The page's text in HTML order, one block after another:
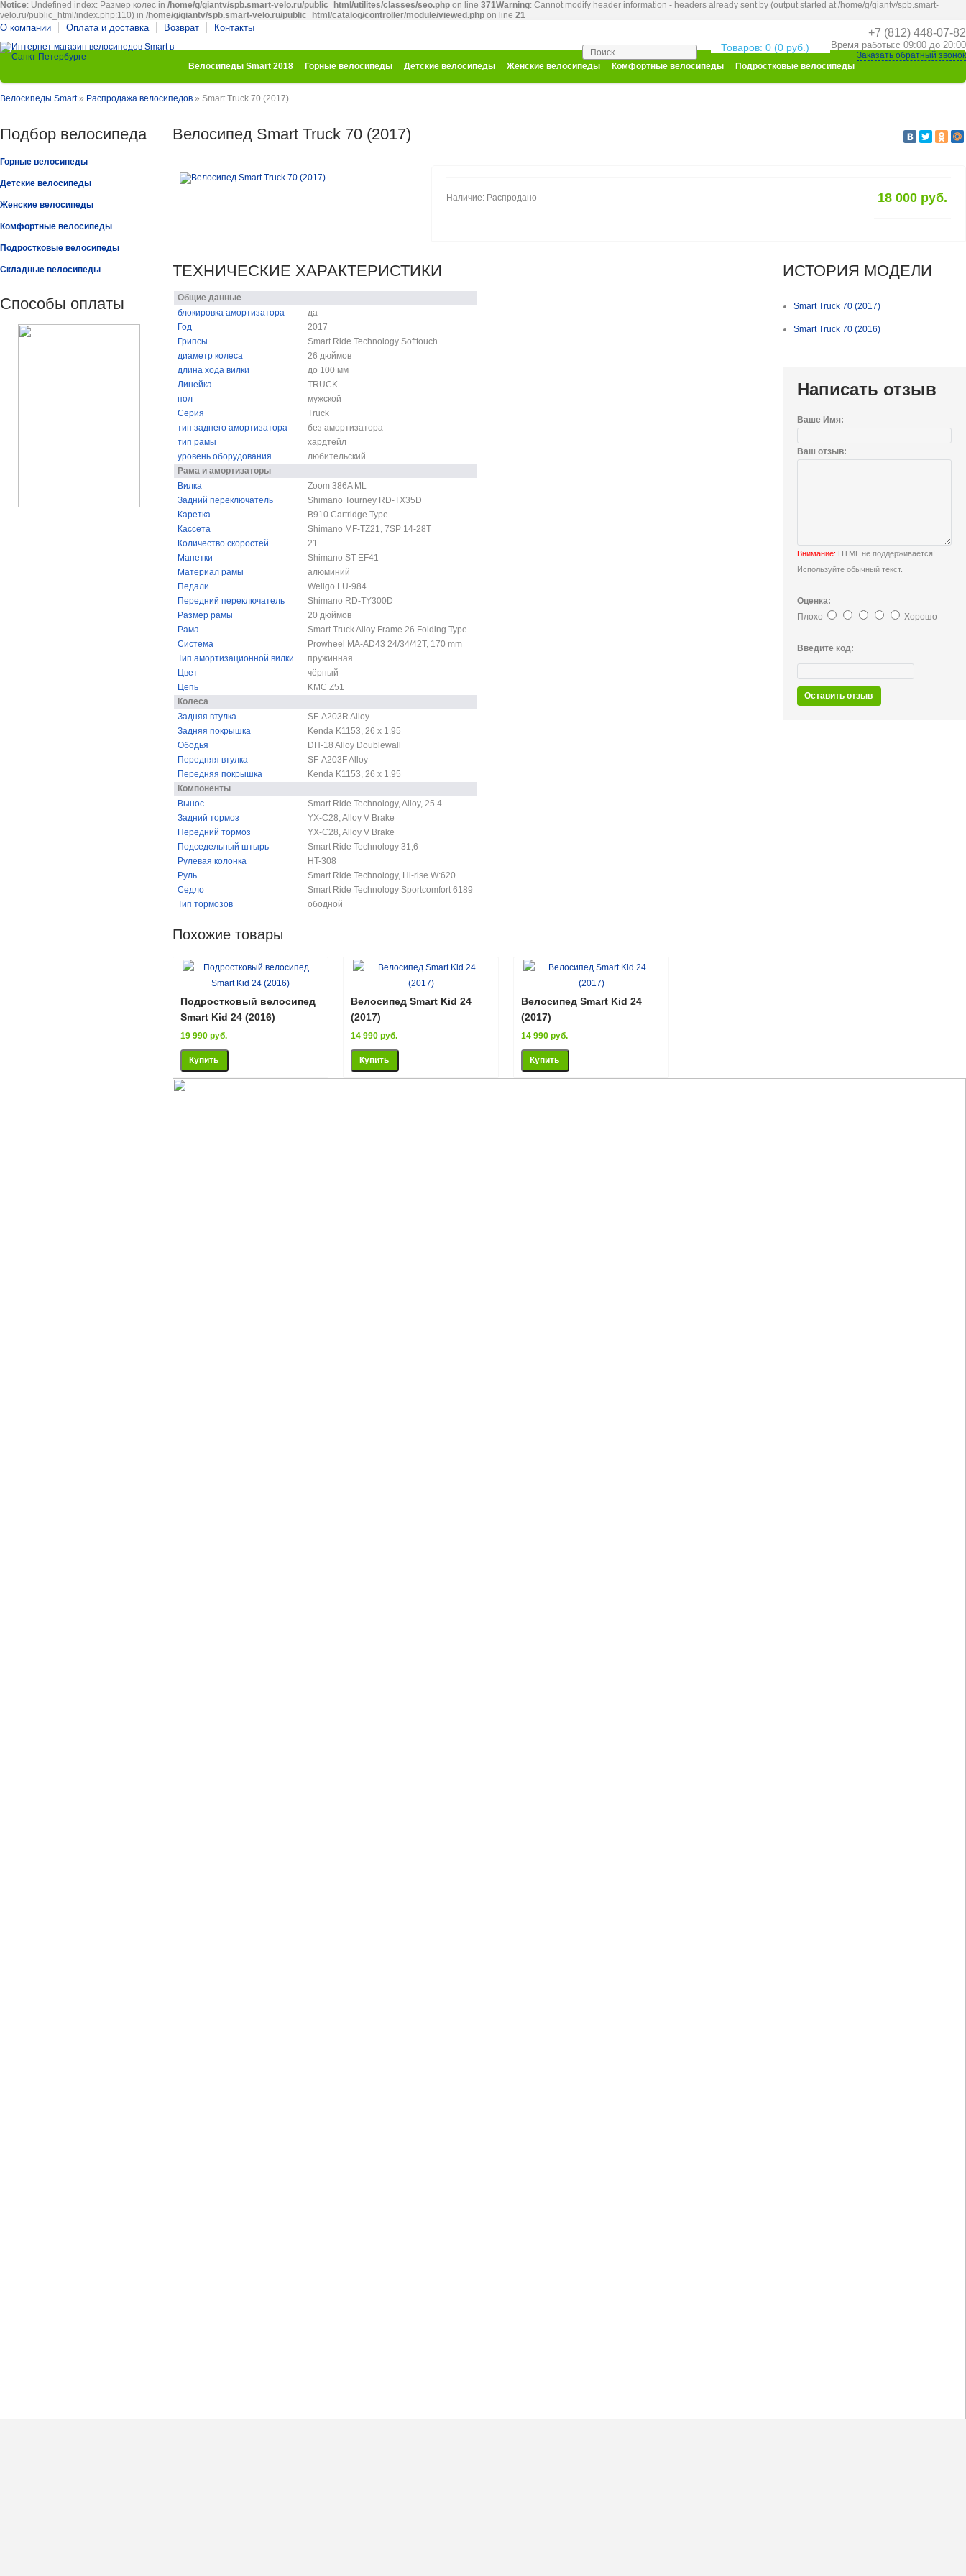
Notice: Undefined index: Размер колес in /home/g/giantv/spb.smart-velo.ru/public_html/utilites/classes/seo.php on line 371Warning: Cannot modify header information - headers already sent by (output started at /home/g/giantv/spb.smart-
velo.ru/public_html/index.php:110) in /home/g/giantv/spb.smart-velo.ru/public_html/catalog/controller/module/viewed.php on line 21
О компании Оплата и доставка Возврат Контакты
Товаров: 0 (0 руб.)
+7 (812) 448-07-82
Время работы:с 09:00 до 20:00
Заказать обратный звонок
Велосипеды Smart 2018
Горные велосипеды Детские велосипеды Женские велосипеды Комфортные велосипеды Подростковые велосипеды
Велосипеды Smart» Распродажа велосипедов » Smart Truck 70 (2017)
Подбор велосипеда
Горные велосипеды
Детские велосипеды
Женские велосипеды
Комфортные велосипеды
Подростковые велосипеды
Складные велосипеды
Способы оплаты
Велосипед Smart Truck 70 (2017)
Наличие: Распродано 18 000 руб.
ТЕХНИЧЕСКИЕ ХАРАКТЕРИСТИКИ
Общие данные
блокировка амортизатора
да
Год
2017
Грипсы
Smart Ride Technology Softtouch
диаметр колеса
26 дюймов
длина хода вилки
до 100 мм
Линейка
TRUCK
пол
мужской
Серия
Truck
тип заднего амортизатора
без амортизатора
тип рамы
хардтейл
уровень оборудования
любительский
Рама и амортизаторы
Вилка
Zoom 386A ML
Задний переключатель
Shimano Tourney RD-TX35D
Каретка
B910 Cartridge Type
Кассета
Shimano MF-TZ21, 7SP 14-28T
Количество скоростей
21
Манетки
Shimano ST-EF41
Материал рамы
алюминий
Педали
Wellgo LU-984
Передний переключатель
Shimano RD-TY300D
Размер рамы
20 дюймов
Рама
Smart Truck Alloy Frame 26 Folding Type
Система
Prowheel MA-AD43 24/34/42T, 170 mm
Тип амортизационной вилки
пружинная
Цвет
чёрный
Цепь
KMC Z51
Колеса
Задняя втулка
SF-A203R Alloy
Задняя покрышка
Kenda K1153, 26 x 1.95
Ободья
DH-18 Alloy Doublewall
Передняя втулка
SF-A203F Alloy
Передняя покрышка
Kenda K1153, 26 x 1.95
Компоненты
Вынос
Smart Ride Technology, Alloy, 25.4
Задний тормоз
YX-C28, Alloy V Brake
Передний тормоз
YX-C28, Alloy V Brake
Подседельный штырь
Smart Ride Technology 31,6
Рулевая колонка
HT-308
Руль
Smart Ride Technology, Hi-rise W:620
Седло
Smart Ride Technology Sportcomfort 6189
Тип тормозов
ободной
ИСТОРИЯ МОДЕЛИ
Smart Truck 70 (2017)
Smart Truck 70 (2016)
Написать отзыв
Ваше Имя:
Ваш отзыв:
Внимание: HTML не поддерживается!
Используйте обычный текст.
Оценка:
Плохо
Хорошо
Введите код:
Оставить отзыв
Похожие товары
Подростковый велосипед
Smart Kid 24 (2016)
19 990 руб.
Велосипед Smart Kid 24
(2017)
14 990 руб.
Велосипед Smart Kid 24
(2017)
14 990 руб.